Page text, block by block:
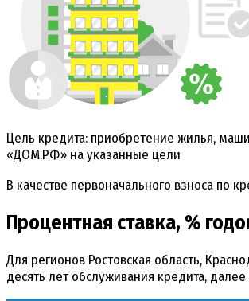
Цель кредита: приобретение жилья,
«ДОМ.РФ» на указанные цели
В качестве первоначального взноса по
Процентная ставка, %
Для регионов Ростовская область,
десять лет обслуживания кредита,